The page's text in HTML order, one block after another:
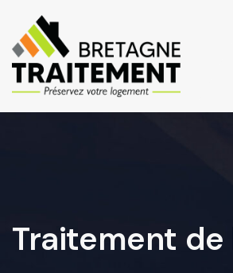
Traitement de